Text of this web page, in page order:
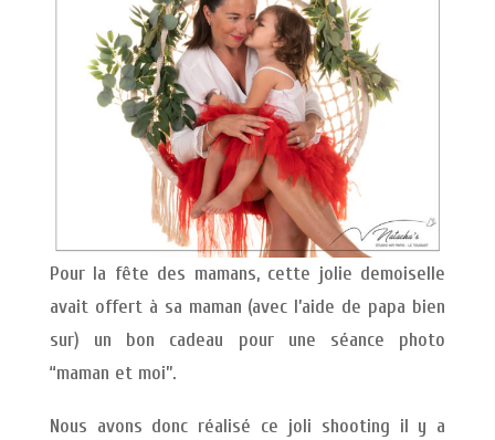
Pour la fête des mamans, cette jolie demoiselle
avait offert à sa maman (avec l’aide de papa bien
sur) un bon cadeau pour une séance photo
“maman et moi”.
Nous avons donc réalisé ce joli shooting il y a